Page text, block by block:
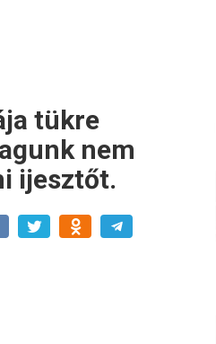
tükre
nem
ijesztőt.